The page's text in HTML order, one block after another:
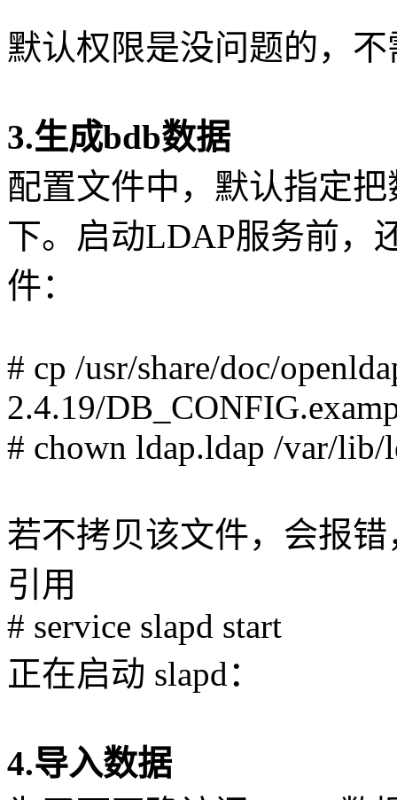
默认权限是没问题的，
3.生成bdb数据
配置文件中，默认指定
下。启动LDAP服务前，
件：
# cp /usr/share/doc/
2.4.19/
# chown ldap.ldap /var/
若不拷贝该文件，会报
引用
# service slapd start
正在启动
4.导入数据